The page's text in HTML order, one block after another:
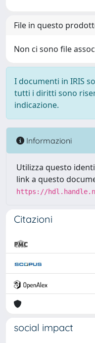
File in questo
Non ci sono file
I documenti in IRIS
tutti i diritti sono
indicazione.
Informazioni
Utilizza questo
link a questo
https://
Citazioni
social impact